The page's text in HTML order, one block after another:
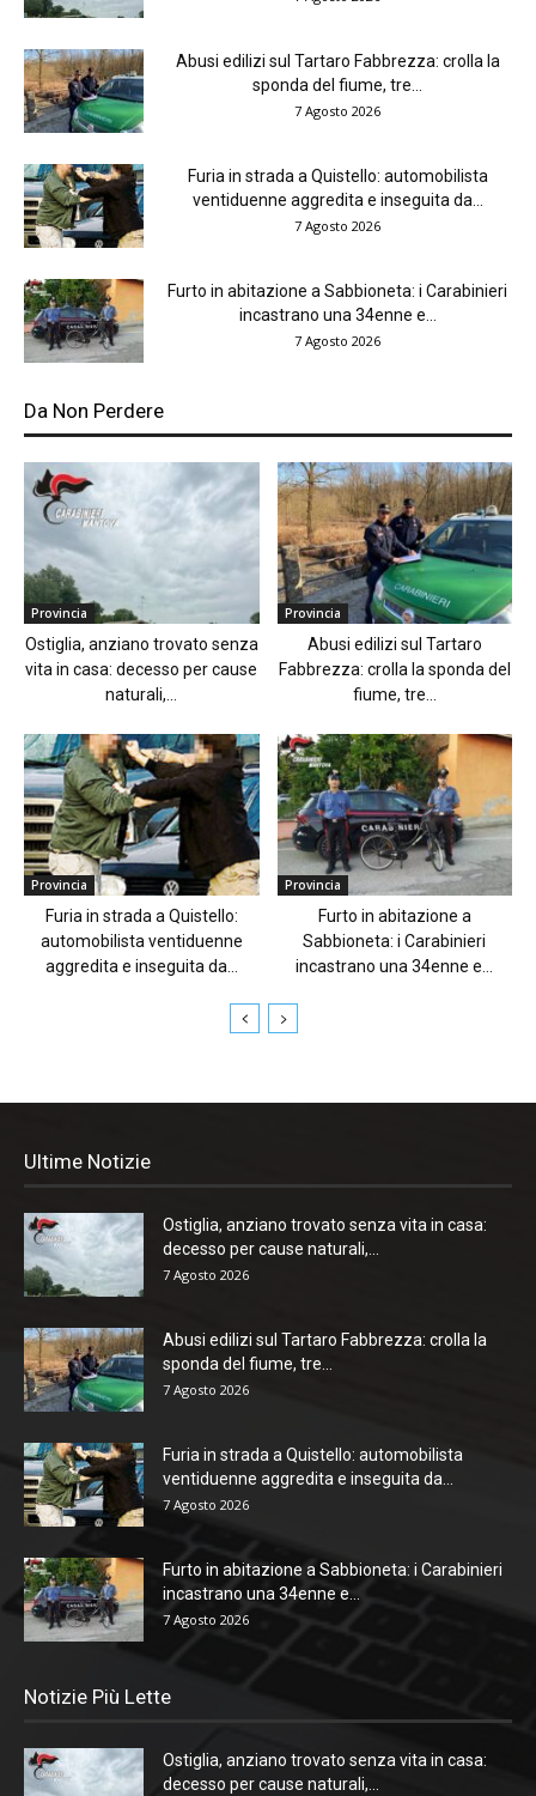
Abusi edilizi sul Tartaro Fabbrezza: crolla la
sponda del fiume, tre...
7 Agosto 2026
Furia in strada a Quistello: automobilista
ventiduenne aggredita e inseguita da...
7 Agosto 2026
Furto in abitazione a Sabbioneta: i Carabinieri
incastrano una 34enne e...
7 Agosto 2026
Da Non Perdere
Provincia
Ostiglia, anziano trovato senza
vita in casa: decesso per cause
naturali,...
Provincia
Abusi edilizi sul Tartaro
Fabbrezza: crolla la sponda del
fiume, tre...
Provincia
Furia in strada a Quistello:
automobilista ventiduenne
aggredita e inseguita da...
Provincia
Furto in abitazione a
Sabbioneta: i Carabinieri
incastrano una 34enne e...
Ultime Notizie
Ostiglia, anziano trovato senza vita in casa:
decesso per cause naturali,...
7 Agosto 2026
Abusi edilizi sul Tartaro Fabbrezza: crolla la
sponda del fiume, tre...
7 Agosto 2026
Furia in strada a Quistello: automobilista
ventiduenne aggredita e inseguita da...
7 Agosto 2026
Furto in abitazione a Sabbioneta: i Carabinieri
incastrano una 34enne e...
7 Agosto 2026
Notizie Più Lette
Ostiglia, anziano trovato senza vita in casa:
decesso per cause naturali,...